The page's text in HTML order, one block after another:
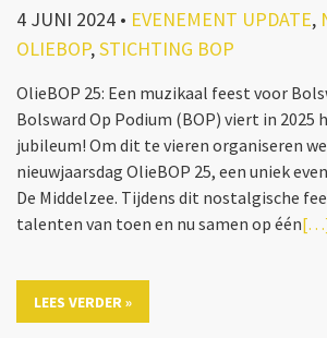
4 JUNI 2024 • EVENEMENT UPDATE,
OLIEBOP,STICHTING BOP
OlieBOP 25: Een muzikaal feest voor
Bolsward Op Podium (BOP) viert in 2025
jubileum! Om dit te vieren organiseren
nieuwjaarsdag OlieBOP 25, een uniek
De Middelzee. Tijdens dit nostalgische
talenten van toen en nu samen op één
LEES VERDER »